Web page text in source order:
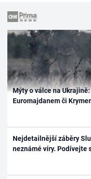
Mýty o válce na
Euromajdanem či
Nejdetailnější záběry
neznámé víry. Podívejte